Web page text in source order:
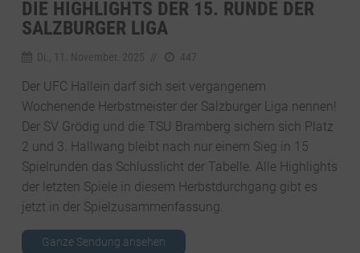
DIE HIGHLIGHTS DER 15. RUNDE DER
SALZBURGER LIGA
Di., 11. November. 2025 447
Der UFC Hallein darf sich seit vergangenem
Wochenende Herbstmeister der Salzburger Liga nennen!
Der SV Grödig und die TSU Bramberg sichern sich Platz
2 und 3. Hallwang bleibt nach nur einem Sieg in 15
Spielrunden das Schlusslicht der Tabelle. Alle Highlights
der letzten Spiele in diesem Herbstdurchgang gibt es
jetzt in der Spielzusammenfassung.
Ganze Sendung ansehen